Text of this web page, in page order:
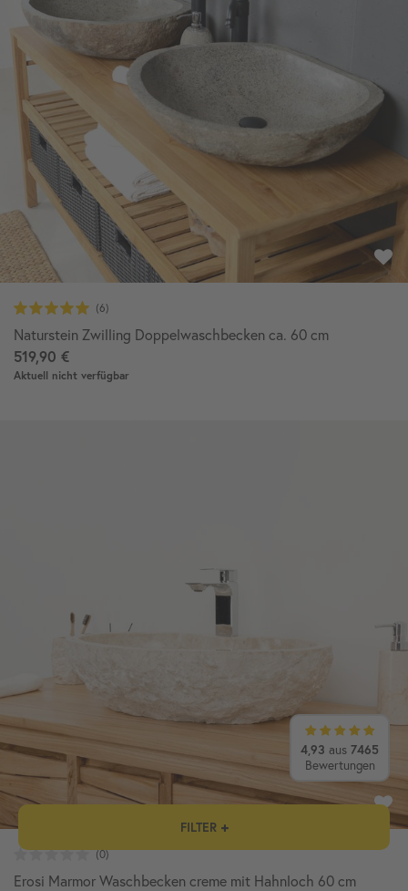
4,93 aus 7465
Bewertungen
Naturstein Zwilling Doppelwaschbecken ca. 60 cm
519,90 €
Aktuell nicht verfügbar
Erosi Marmor Waschbecken creme mit Hahnloch 60 cm
FILTER